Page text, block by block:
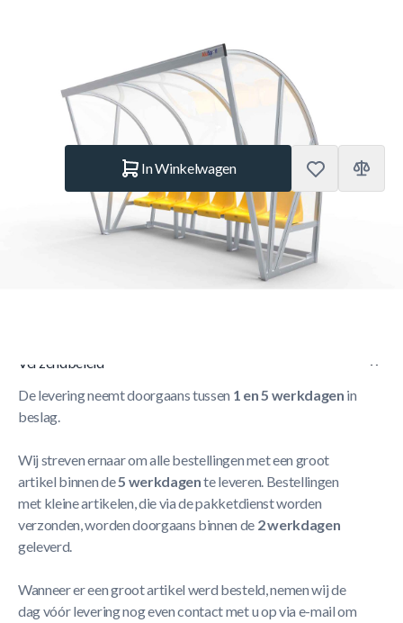
ALUS.DO301Z Merk:Alusport
€ 3.109.– Op voorraad
In Winkelwagen
Dug-out voor 5-6 Personen : Model B met zitje –
Verzendbeleid
De levering neemt doorgaans tussen 1 en 5 werkdagen in
beslag.
Wij streven ernaar om alle bestellingen met een groot
artikel binnen de5 werkdagente leveren. Bestellingen
met kleine artikelen, die via de pakketdienst worden
verzonden, worden doorgaans binnen de 2 werkdagen
geleverd.
Wanneer er een groot artikel werd besteld, nemen wij de
dag vóór levering nog even contact met u op via e-mail om